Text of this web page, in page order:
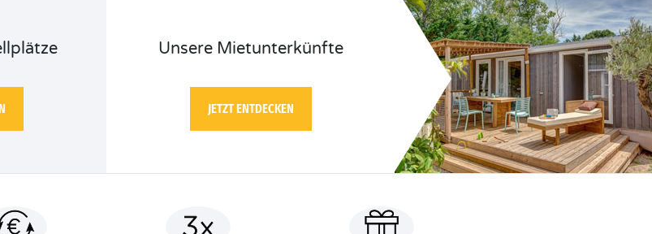
Unsere Mietunterkünfte
JETZT ENTDECKEN